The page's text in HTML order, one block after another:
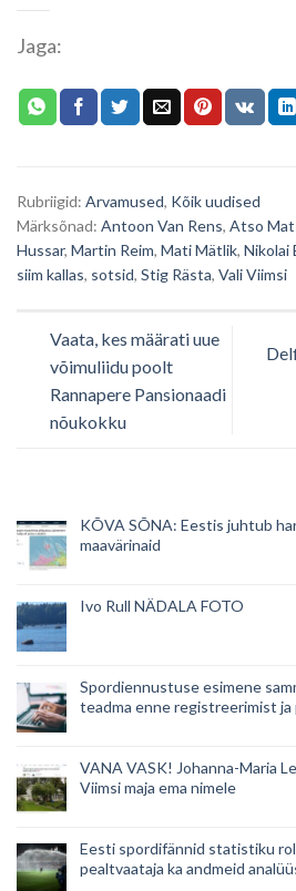
Jaga:
Rubriigid: Arvamused, Kõik uudised
Märksõnad: Antoon Van Rens, Atso
Hussar, Martin Reim, Mati Mätlik, Nikolai
siim kallas, sotsid, Stig Rästa, Vali Viimsi
Vaata, kes määrati uue
võimuliidu poolt
Rannapere Pansionaadi
nõukokku
KÕVA SÕNA: Eestis juhtub
maavärinaid
Ivo Rull NÄDALA FOTO
Spordiennustuse esimene
teadma enne registreerimist ja
VANA VASK! Johanna-Maria
Viimsi maja ema nimele
Eesti spordifännid statistiku
pealtvaataja ka andmeid